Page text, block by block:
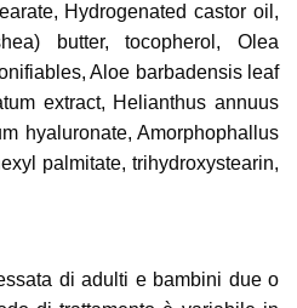
Hydrogenated castor oil,
butter, tocopherol, Olea
Aloe barbadensis leaf
extract, Helianthus annuus
hyaluronate, Amorphophallus
palmitate, trihydroxystearin,
di adulti e bambini due o